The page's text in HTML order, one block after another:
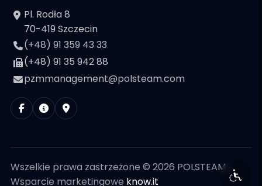
Pl. Rodła 8
70-419 Szczecin
(+48) 91 359 43 33
(+48) 91 35 942 88
pzmmanagement@polsteam.com
Wszelkie prawa zastrzeżone © 2026 POLSTEAM
Wsparcie marketingowe know.it